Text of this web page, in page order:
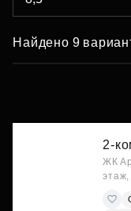
Найдено 9
2-
ЖК